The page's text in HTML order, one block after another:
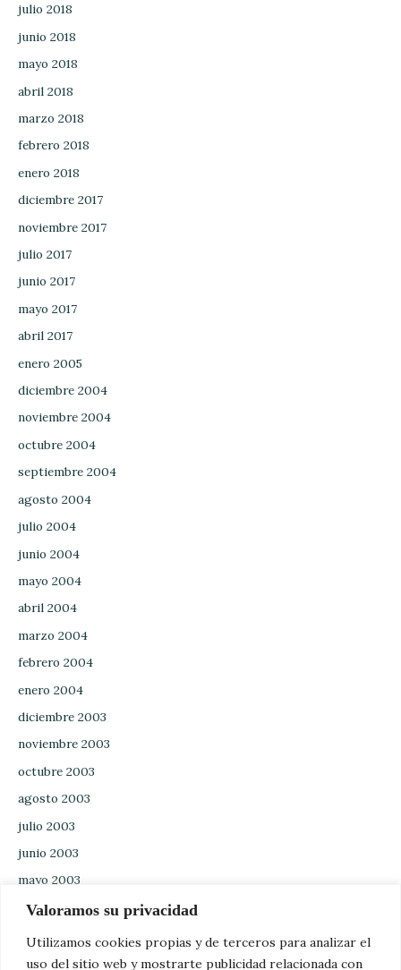
Valoramos su privacidad
Utilizamos cookies propias y de terceros para analizar el
uso del sitio web y mostrarte publicidad relacionada con
julio 2018
junio 2018
mayo 2018
abril 2018
marzo 2018
febrero 2018
enero 2018
diciembre 2017
noviembre 2017
julio 2017
junio 2017
mayo 2017
abril 2017
enero 2005
diciembre 2004
noviembre 2004
octubre 2004
septiembre 2004
agosto 2004
julio 2004
junio 2004
mayo 2004
abril 2004
marzo 2004
febrero 2004
enero 2004
diciembre 2003
noviembre 2003
octubre 2003
agosto 2003
julio 2003
junio 2003
mayo 2003
abril 2003
marzo 2003
febrero 2003